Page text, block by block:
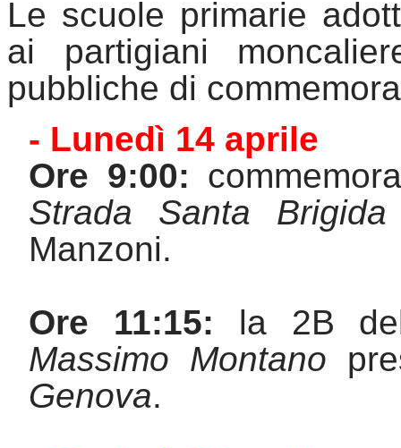
Le scuole primarie
ai partigiani
pubbliche di
- Lunedì 14 aprile
Ore 9:00:
Strada Santa Brigida
Manzoni.
Ore 11:15: la 2B
Massimo Montano
Genova.